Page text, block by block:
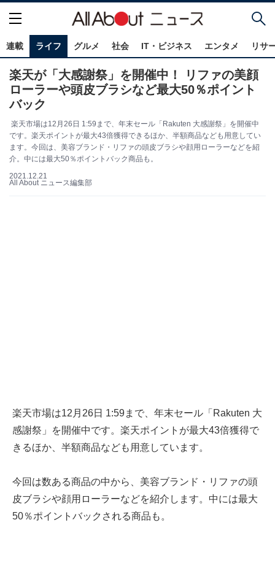
連載 ライフ グルメ 社会 IT・ビジネス エンタメ リサ
楽天が「大感謝祭」を開催中！ リファの美顔
ローラーや頭皮ブラシなど最大50％ポイント
バック
楽天市場は12月26日 1:59まで、年末セール「Rakuten 大感謝祭」を開催中
です。楽天ポイントが最大43倍獲得できるほか、半額商品なども用意してい
ます。今回は、美容ブランド・リファの頭皮ブラシや顔用ローラーなどを紹
介。中には最大50％ポイントバック商品も。
2021.12.21
All About ニュース編集部
楽天市場は12月26日 1:59まで、年末セール「Rakuten 大
感謝祭」を開催中です。楽天ポイントが最大43倍獲得で
きるほか、半額商品なども用意しています。
今回は数ある商品の中から、美容ブランド・リファの頭
皮ブラシや顔用ローラーなどを紹介します。中には最大
50％ポイントバックされる商品も。